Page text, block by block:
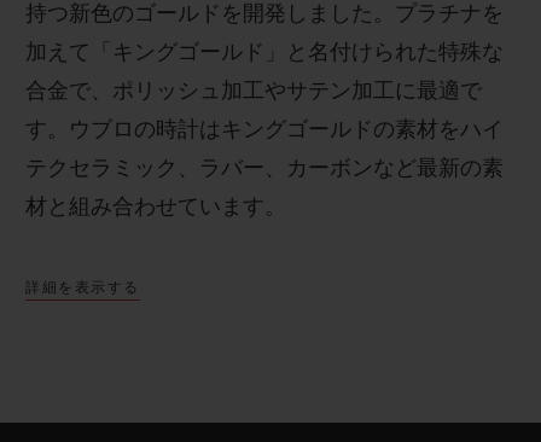
持つ新色のゴールドを開発しました。プラチナを
加えて「キングゴールド」と名付けられた特殊な
合金で、ポリッシュ加工やサテン加工に最適で
す。 ウブロの時計はキングゴールドの素材をハイ
テクセラミック、ラバー、カーボンなど最新の素
材と組み合わせています。
詳細を表示する